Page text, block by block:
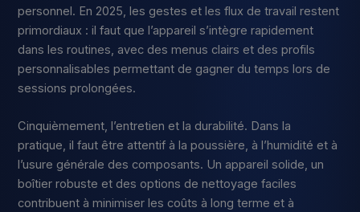
personnel. En 2025, les gestes et les flux de travail restent
primordiaux : il faut que l’appareil s’intègre rapidement
dans les routines, avec des menus clairs et des profils
personnalisables permettant de gagner du temps lors de
sessions prolongées.
Cinquièmement, l’entretien et la durabilité. Dans la
pratique, il faut être attentif à la poussière, à l’humidité et à
l’usure générale des composants. Un appareil solide, un
boîtier robuste et des options de nettoyage faciles
contribuent à minimiser les coûts à long terme et à